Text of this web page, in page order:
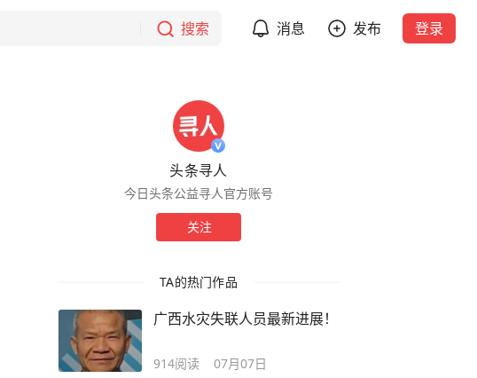
搜索 消息 发布 登录
头条寻人
今日头条公益寻人官方账号
关注
TA的热门作品
广西水灾失联人员最新进展！
914阅读 07月07日